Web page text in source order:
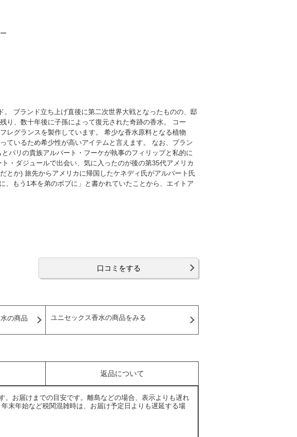
ブランド立ち上げ直後に第二次世界大戦となったものの、邸
り、数十年後に子孫によって復元された奇跡の香水。 コー
レグランスを製作しています。 希少な香水原料となる植物
ているため希少性が高いアイテムと言えます。 なお、ブラン
パリの貴族アルバート・フーケが執事のフィリップと私的に
・ダジュールで出会い、気に入ったのが後の第35代アメリカ
とか) 旅先からアメリカに帰国したケネディ氏がアルバート氏
もう1本を弟のボブに」と書かれていたことから、エイトア
口コミをする
の商品
ユニセックス香水の商品をみる
返品について
お届けまでの目安です。離島などの場合、表示よりも遅れ
末年始など税関混雑時は、お届け予定日よりも遅延する場